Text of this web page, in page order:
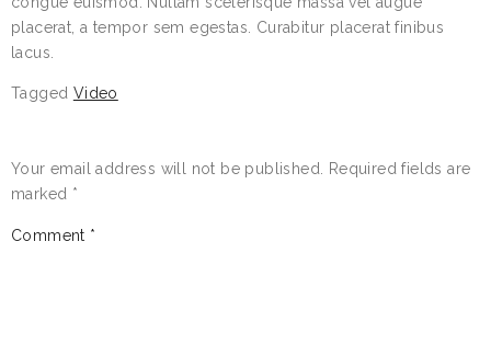
placerat, a tempor sem egestas. Curabitur placerat finibus
lacus.
Tagged Video
Your email address will not be published.
Required fields are
marked *
Comment *